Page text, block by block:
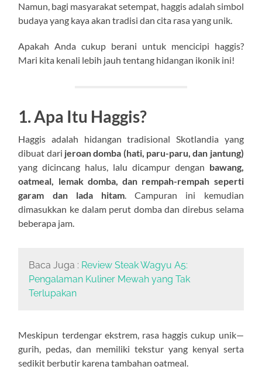
Namun, bagi masyarakat setempat, haggis adalah simbol
budaya yang kaya akan tradisi dan cita rasa yang unik.
Apakah Anda cukup berani untuk mencicipi haggis?
Mari kita kenali lebih jauh tentang hidangan ikonik ini!
1. Apa Itu Haggis?
Haggis adalah hidangan tradisional Skotlandia yang
dibuat dari jeroan domba (hati, paru-paru, dan jantung)
yang dicincang halus, lalu dicampur dengan bawang,
oatmeal, lemak domba, dan rempah-rempah seperti
garam dan lada hitam. Campuran ini kemudian
dimasukkan ke dalam perut domba dan direbus selama
beberapa jam.
Baca Juga : Review Steak Wagyu A5:
Pengalaman Kuliner Mewah yang Tak
Terlupakan
Meskipun terdengar ekstrem, rasa haggis cukup unik—
gurih, pedas, dan memiliki tekstur yang kenyal serta
sedikit berbutir karena tambahan oatmeal.